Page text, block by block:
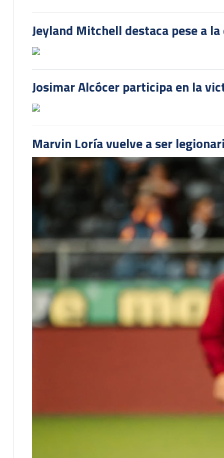
Jeyland Mitchell destaca pese a
Josimar Alcócer participa en la
Marvin Loría vuelve a ser